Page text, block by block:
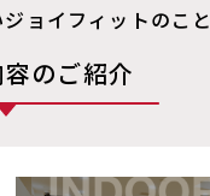
ョイフィットのこと
のご紹介